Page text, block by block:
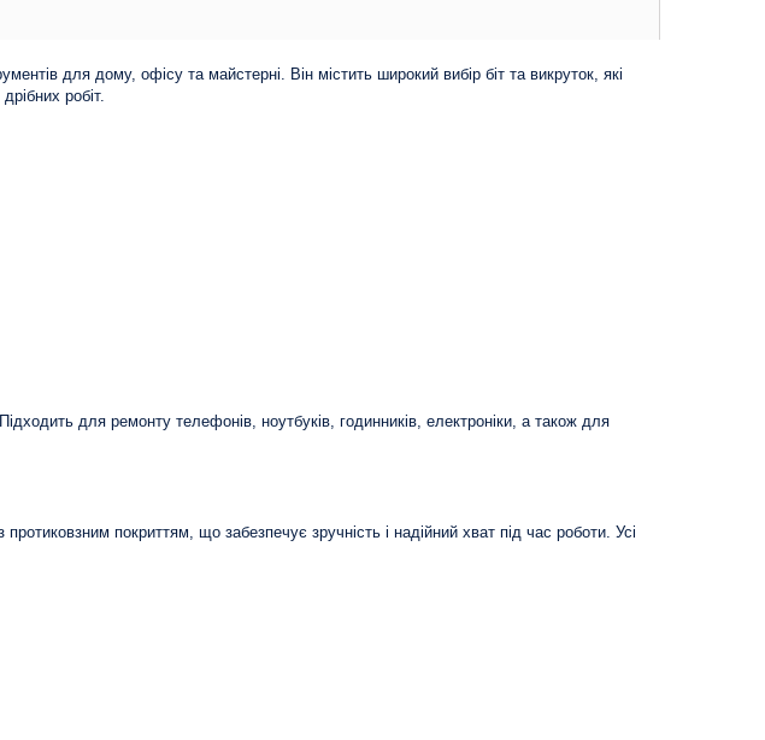
для дому, офісу та майстерні. Він містить широкий вибір біт та викруток, які
робіт.
для ремонту телефонів, ноутбуків, годинників, електроніки, а також для
протиковзним покриттям, що забезпечує зручність і надійний хват під час роботи. Усі